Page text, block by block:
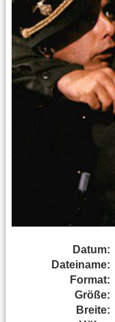
Datum:
Dateiname:
Format:
Größe:
Breite: